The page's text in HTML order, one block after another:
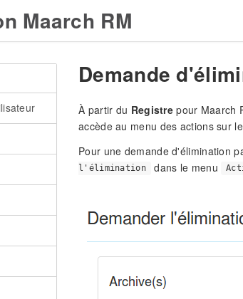
Maarch RM
Demande
À partir du Registre pour Maarch
accède au menu des actions sur
Pour une demande d'élimination
l'élimination
dans le menu